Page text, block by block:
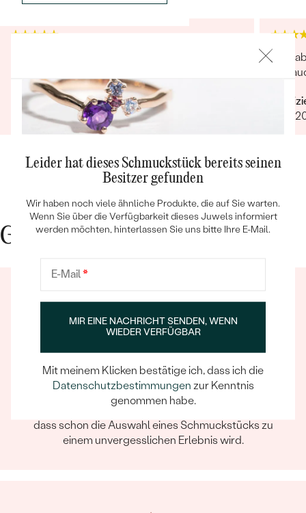
Bestseller
Verifizierter Kunde
04.01.2026
Die
und
Gute Gründe für Eppi
Ein Eppi-sches Erlebnis
Wenn Sie online oder persönlich einkaufen, können Sie
sich darauf verlassen, dass unser Team dafür sorgt,
dass schon die Auswahl eines Schmuckstücks zu
einem unvergesslichen Erlebnis wird.
Leider hat dieses Schmuckstück bereits seinen
Besitzer gefunden
Wir haben noch viele ähnliche Produkte, die auf Sie warten.
Wenn Sie über die Verfügbarkeit dieses Juwels informiert
werden möchten, hinterlassen Sie uns bitte Ihre E-Mail.
E-Mail*
MIR EINE NACHRICHT SENDEN, WENN
WIEDER VERFÜGBAR
Mit meinem Klicken bestätige ich, dass ich die
Datenschutzbestimmungen zur Kenntnis
genommen habe.